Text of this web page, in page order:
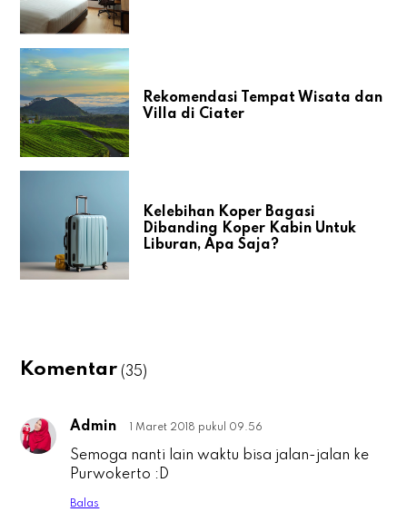
Rekomendasi Tempat Wisata dan
Villa di Ciater
Kelebihan Koper Bagasi
Dibanding Koper Kabin Untuk
Liburan, Apa Saja?
Komentar (35)
A Admin 1 Maret 2018 pukul 09.56
Semoga nanti lain waktu bisa jalan-jalan ke
Purwokerto :D
Balas